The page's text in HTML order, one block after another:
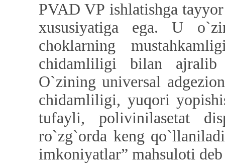
PVAD VP ishlatishga
xususiyatiga ega. U
choklarning
chidamliligi bilan ajralib
O`zining universal
chidamliligi, yuqori
tufayli, polivinilasetat
ro`zg`orda keng
imkoniyatlar” mahsuloti